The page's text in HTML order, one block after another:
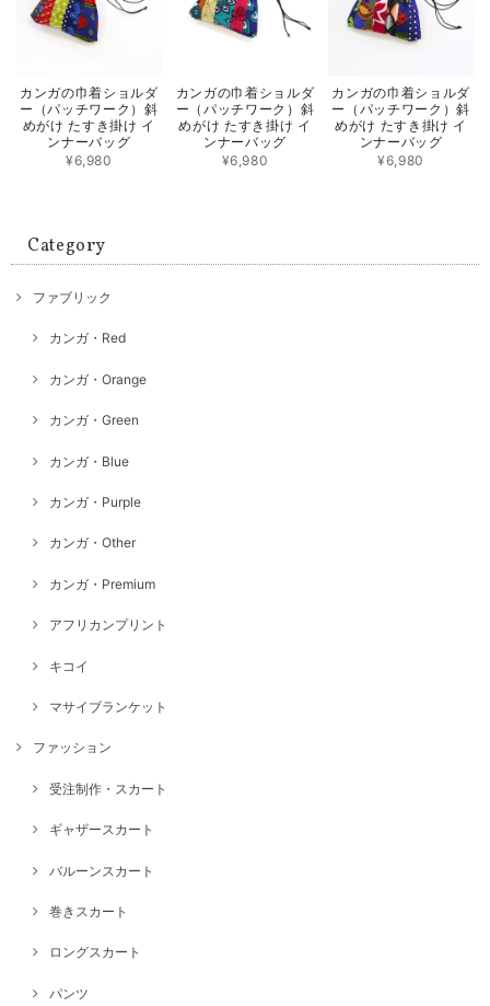
カンガの巾着ショルダ
ー（パッチワーク）斜
めがけ たすき掛け イ
ンナーバッグ
¥6,980
カンガの巾着ショルダ
ー（パッチワーク）斜
めがけ たすき掛け イ
ンナーバッグ
¥6,980
カンガの巾着ショルダ
ー（パッチワーク）斜
めがけ たすき掛け イ
ンナーバッグ
¥6,980
Category
ファブリック
カンガ・Red
カンガ・Orange
カンガ・Green
カンガ・Blue
カンガ・Purple
カンガ・Other
カンガ・Premium
アフリカンプリント
キコイ
マサイブランケット
ファッション
受注制作・スカート
ギャザースカート
バルーンスカート
巻きスカート
ロングスカート
パンツ